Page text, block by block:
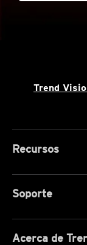
Trend
Recursos
Soporte
Acerca de